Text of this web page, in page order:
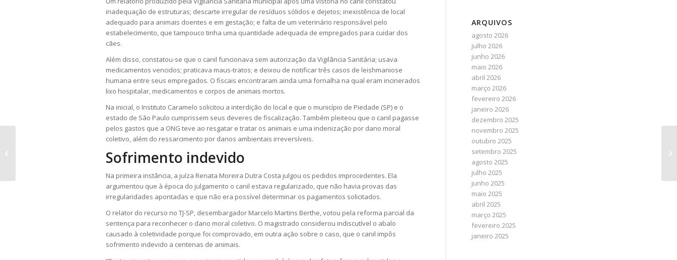
inadequação de estruturas; descarte irregular de resíduos sólidos e dejetos; inexistência de local
adequado para animais doentes e em gestação; e falta de um veterinário responsável pelo
estabelecimento, que tampouco tinha uma quantidade adequada de empregados para cuidar dos
cães.
Além disso, constatou-se que o canil funcionava sem autorização da Vigilância Sanitária; usava
medicamentos vencidos; praticava maus-tratos; e deixou de notificar três casos de leishmaniose
humana entre seus empregados. O fiscais encontraram ainda uma fornalha na qual eram incinerados
lixo hospitalar, medicamentos e corpos de animais mortos.
Na inicial, o Instituto Caramelo solicitou a interdição do local e que o município de Piedade (SP) e o
estado de São Paulo cumprissem seus deveres de fiscalização. Também pleiteou que o canil pagasse
pelos gastos que a ONG teve ao resgatar e tratar os animais e uma indenização por dano moral
coletivo, além do ressarcimento por danos ambientais irreversíveis.
Sofrimento indevido
Na primeira instância, a juíza Renata Moreira Dutra Costa julgou os pedidos improcedentes. Ela
argumentou que à época do julgamento o canil estava regularizado, que não havia provas das
irregularidades apontadas e que não era possível determinar os pagamentos solicitados.
O relator do recurso no TJ-SP, desembargador Marcelo Martins Berthe, votou pela reforma parcial da
sentença para reconhecer o dano moral coletivo. O magistrado considerou indiscutível o abalo
causado à coletividade porque foi comprovado, em outra ação sobre o caso, que o canil impôs
sofrimento indevido a centenas de animais.
ARQUIVOS
agosto 2026
julho 2026
junho 2026
maio 2026
abril 2026
março 2026
fevereiro 2026
janeiro 2026
dezembro 2025
novembro 2025
outubro 2025
setembro 2025
agosto 2025
julho 2025
junho 2025
maio 2025
abril 2025
março 2025
fevereiro 2025
janeiro 2025
China, UE e Argentina suspendem
compras de carne de frango do